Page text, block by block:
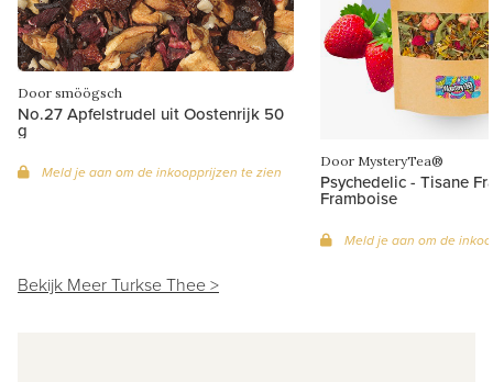
Door smöögsch
No.27 Apfelstrudel uit Oostenrijk 50
g
Meld je aan om de inkoopprijzen te zien
Door MysteryTea®
Psychedelic - Tisane
Framboise
Meld je aan om de
Bekijk Meer Turkse Thee >